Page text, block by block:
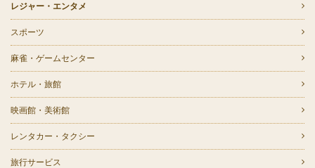
レジャー・エンタメ
スポーツ
麻雀・ゲームセンター
ホテル・旅館
映画館・美術館
レンタカー・タクシー
旅行サービス